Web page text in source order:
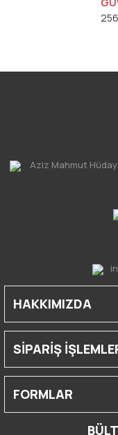
Aziz Mahmut
HAKKIMIZDA
SİPARİŞ
FORMLAR